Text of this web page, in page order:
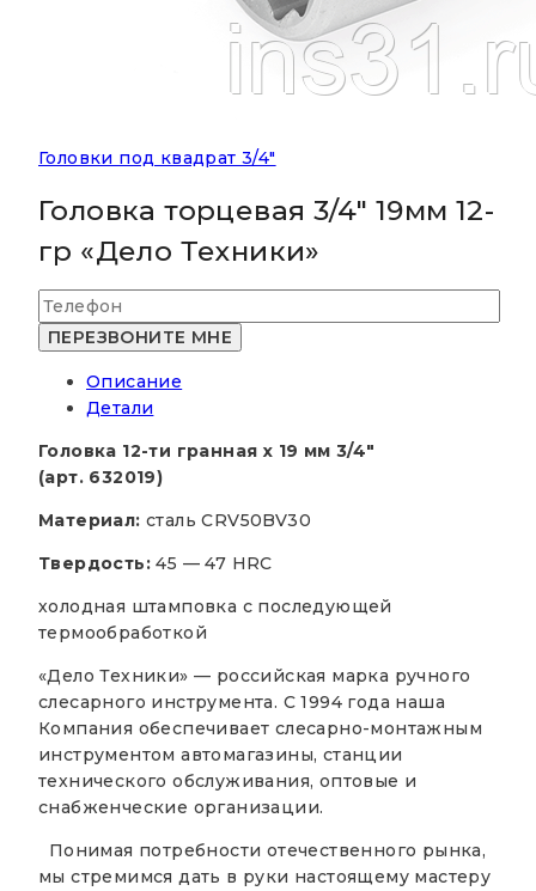
Головки под квадрат 3/4"
Головка торцевая 3/4″ 19мм 12-
гр «Дело Техники»
Описание
Детали
Головка 12-ти гранная х 19 мм 3/4″
(арт. 632019)
Материал: сталь CRV50BV30
Твердость: 45 — 47 HRC
холодная штамповка с последующей
термообработкой
«Дело Техники» — российская марка ручного
слесарного инструмента. С 1994 года наша
Компания обеспечивает слесарно-монтажным
инструментом автомагазины, станции
технического обслуживания, оптовые и
снабженческие организации.
Понимая потребности отечественного рынка,
мы стремимся дать в руки настоящему мастеру